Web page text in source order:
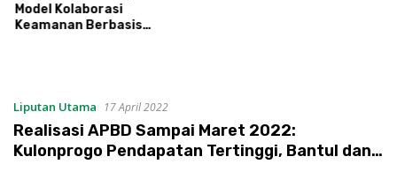
Model Kolaborasi
Keamanan Berbasis
Liputan Utama 17 April 2022
Realisasi APBD Sampai Maret 2022:
Kulonprogo Pendapatan Tertinggi, Bantul dan